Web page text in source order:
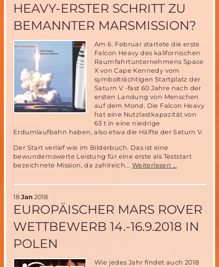
HEAVY-ERSTER SCHRITT ZU
BEMANNTER MARSMISSION?
Am 6. Februar startete die erste
Falcon Heavy des kalifornischen
Raumfahrtunternehmens Space
X von Cape Kennedy vom
symbolträchtigen Startplatz der
Saturn V -fast 60 Jahre nach der
ersten Landung von Menschen
auf dem Mond. Die Falcon Heavy
hat eine Nutzlastkapazität von
63 t in eine niedrige
Erdumlaufbahn haben, also etwa die Hälfte der Saturn V.
Der Start verlief wie im Bilderbuch. Das ist eine
bewundernswerte Leistung für eine erste als Teststart
bezeichnete Mission, da zahlreich... Weiterlesen …
erster
zu
18 Jan 2018
EUROPÄISCHER MARS ROVER
WETTBEWERB 14.-16.9.2018 IN
POLEN
Wie jedes Jahr findet auch 2018